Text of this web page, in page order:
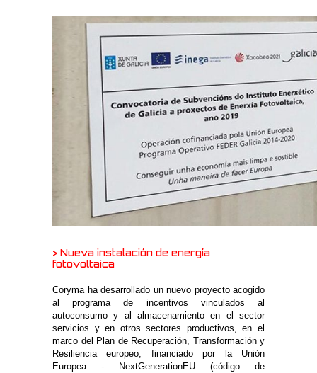
> Nueva instalación de energía
fotovoltaica
Coryma ha desarrollado un nuevo proyecto acogido
al programa de incentivos vinculados al
autoconsumo y al almacenamiento en el sector
servicios y en otros sectores productivos, en el
marco del Plan de Recuperación, Transformación y
Resiliencia europeo, financiado por la Unión
Europea - NextGenerationEU (código de